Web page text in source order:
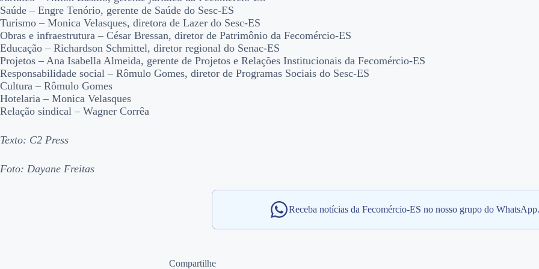
Saúde – Engre Tenório, gerente de Saúde do Sesc-ES
Turismo – Monica Velasques, diretora de Lazer do Sesc-ES
Obras e infraestrutura – César Bressan, diretor de Patrimônio da Fecomércio-ES
Educação – Richardson Schmittel, diretor regional do Senac-ES
Projetos – Ana Isabella Almeida, gerente de Projetos e Relações Institucionais da Fecomércio-ES
Responsabilidade social – Rômulo Gomes, diretor de Programas Sociais do Sesc-ES
Cultura – Rômulo Gomes
Hotelaria – Monica Velasques
Relação sindical – Wagner Corrêa
Texto: C2 Press
Foto: Dayane Freitas
Receba notícias da Fecomércio-ES no nosso grupo do WhatsApp.
Compartilhe